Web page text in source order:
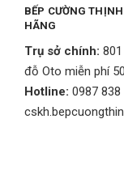
BẾP CƯỜNG
HÃNG
Trụ sở chính:
đỗ Oto miễn phí
Hotline: 0987